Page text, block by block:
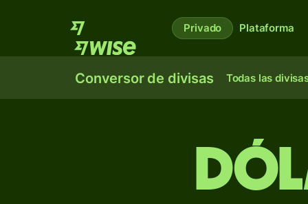
Privado Plataforma
Conversor de divisas Todas las